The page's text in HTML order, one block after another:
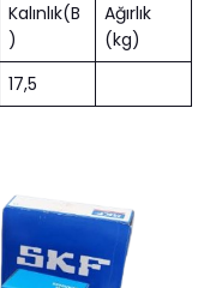
Kalınlık(B
)
Ağırlık
(kg)
17,5